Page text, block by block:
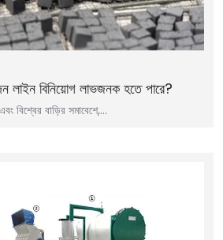
বিনিয়োগ লাভজনক হতে পারে?
বিশ্বের বাড়ির সমাবেশে,…